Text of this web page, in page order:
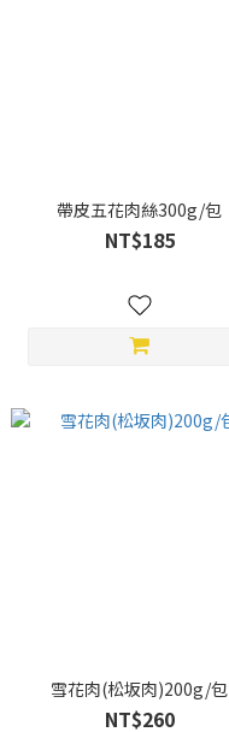
帶皮五花肉絲300g/包
NT$185
雪花肉(松坂肉)200g/包
NT$260